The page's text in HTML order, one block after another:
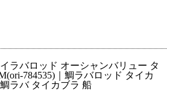
ラバロッド オーシャンバリュー タ
784535)｜鯛ラバロッド タイカ
ラバ タイカブラ 船